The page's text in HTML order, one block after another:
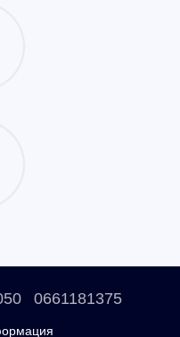
0661181375